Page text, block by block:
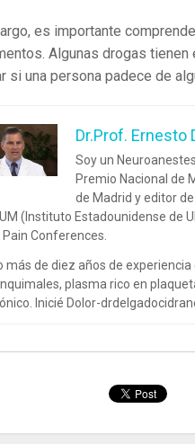
es importante
Algunas drogas
si una persona padece de
Dr.Prof. Ernesto
Soy un
Premio Nacional de
de Madrid y editor
(Instituto Estadounidense de
Pain Conferences.
más de diez años de
plasma rico en
Inicié Dolor-